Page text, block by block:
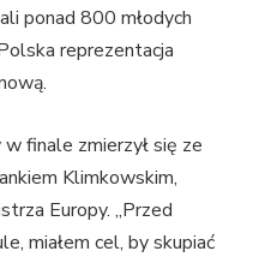
ponad 800 młodych
reprezentacja
finale zmierzył się ze
Klimkowskim,
Europy. „Przed
miałem cel, by skupiać